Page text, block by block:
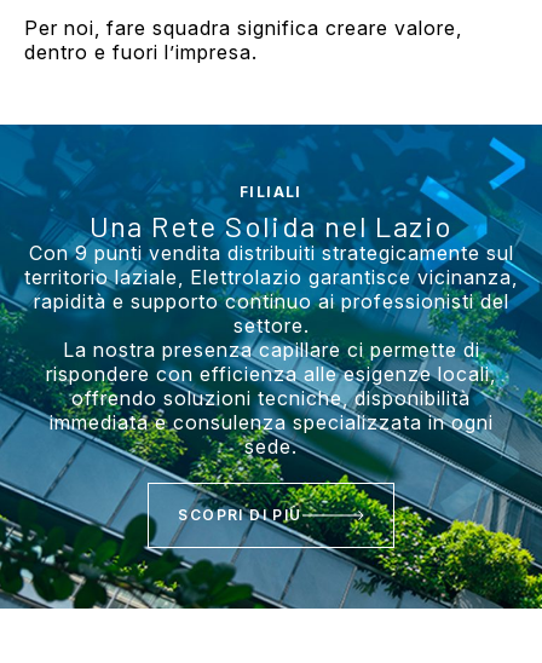
Per noi, fare squadra significa creare valore,
dentro e fuori l’impresa.
FILIALI
Una Rete Solida nel Lazio
Con 9 punti vendita distribuiti strategicamente sul
territorio laziale, Elettrolazio garantisce vicinanza,
rapidità e supporto continuo ai professionisti del
settore.
La nostra presenza capillare ci permette di
rispondere con efficienza alle esigenze locali,
offrendo soluzioni tecniche, disponibilità
immediata e consulenza specializzata in ogni
sede.
SCOPRI DI PIÙ